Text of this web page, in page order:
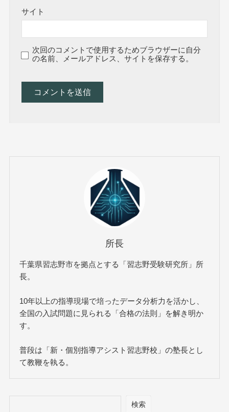
サイト
次回のコメントで使用するためブラウザーに自分
の名前、メールアドレス、サイトを保存する。
所長
千葉県習志野市を拠点とする「習志野受験研究所」所
長。
10年以上の指導現場で培ったデータ分析力を活かし、
全国の入試問題に見られる「合格の法則」を解き明か
す。
普段は「新・個別指導アシスト習志野校」の塾長とし
て教鞭を執る。
検索